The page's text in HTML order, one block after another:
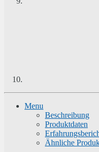
Menu
Beschreibung
Produktdaten
Ähnliche